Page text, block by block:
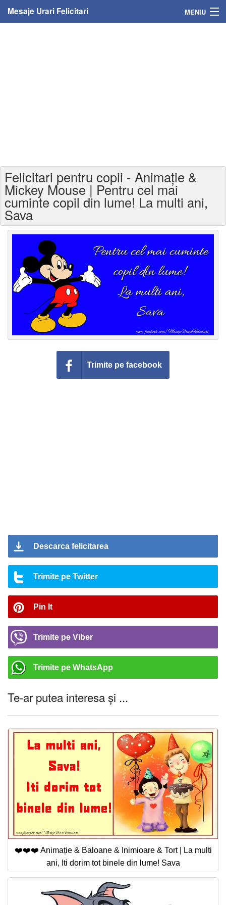
Mesaje Urari Felicitari MENIU
Felicitari varsta
Felicitari zilele anului
Felicitari zile saptamana
Felicitari muzicale
Felicitari muzicale personalizate
Felicitari animate
Invitatii personalizate
Conecteaza-te
Felicitari pentru copii - Animație &
Mickey Mouse | Pentru cel mai
cuminte copil din lume! La multi ani,
Sava
Trimite pe facebook
Descarca felicitarea
Trimite pe Twitter
Pin It
Trimite pe Viber
Trimite pe WhatsApp
Te-ar putea interesa și ...
❤️❤️❤️ Animație & Baloane & Inimioare & Tort | La multi
ani, Iti dorim tot binele din lume! Sava